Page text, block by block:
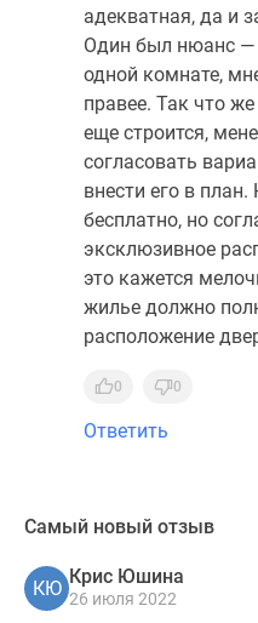
адекватная, да и
Один был нюанс —
одной комнате,
правее. Так что
еще строится,
согласовать
внести его в
бесплатно, но
эксклюзивное
это кажется
жилье должно
расположение
0 0
Ответить
Самый новый отзыв
КЮ
Крис Юшина
26 июля 2022